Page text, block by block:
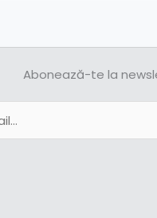
Abonează-te la